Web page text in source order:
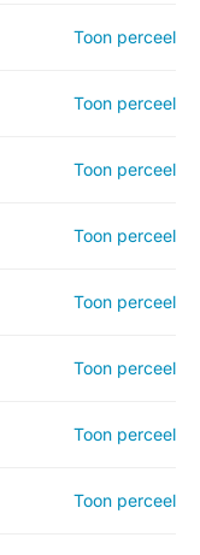
Toon perceel
Toon perceel
Toon perceel
Toon perceel
Toon perceel
Toon perceel
Toon perceel
Toon perceel